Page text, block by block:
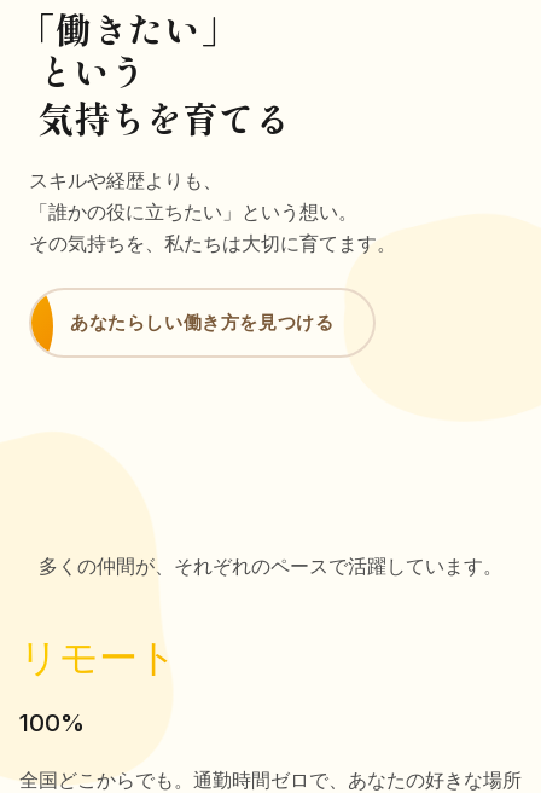
「働きたい」
という
気持ちを育てる
スキルや経歴よりも、
「誰かの役に立ちたい」という想い。
その気持ちを、私たちは大切に育てます。
あなたらしい働き方を見つける
多くの仲間が、それぞれのペースで活躍しています。
リモート
100%
全国どこからでも。通勤時間ゼロで、あなたの好きな場所